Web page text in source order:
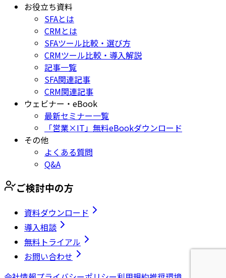
お役立ち資料
SFAとは
CRMとは
SFAツール比較・選び方
CRMツール比較・導入解説
記事一覧
SFA関連記事
CRM関連記事
ウェビナー・eBook
最新セミナー一覧
「営業×IT」無料eBookダウンロード
その他
よくある質問
Q&A
ご検討中の方
資料ダウンロード
導入相談
無料トライアル
お問い合わせ